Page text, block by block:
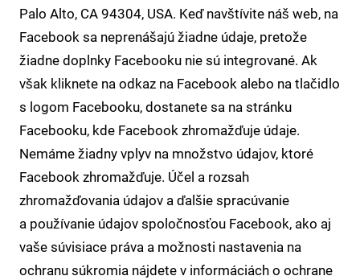
Palo Alto, CA 94304, USA. Keď navštívite náš web, na
Facebook sa neprenášajú žiadne údaje, pretože
žiadne doplnky Facebooku nie sú integrované. Ak
však kliknete na odkaz na Facebook alebo na tlačidlo
s logom Facebooku, dostanete sa na stránku
Facebooku, kde Facebook zhromažďuje údaje.
Nemáme žiadny vplyv na množstvo údajov, ktoré
Facebook zhromažďuje. Účel a rozsah
zhromažďovania údajov a ďalšie spracúvanie
a používanie údajov spoločnosťou Facebook, ako aj
vaše súvisiace práva a možnosti nastavenia na
ochranu súkromia nájdete v informáciách o ochrane